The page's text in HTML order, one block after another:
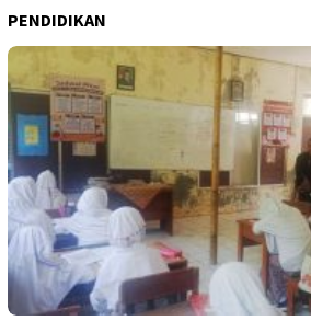
PENDIDIKAN